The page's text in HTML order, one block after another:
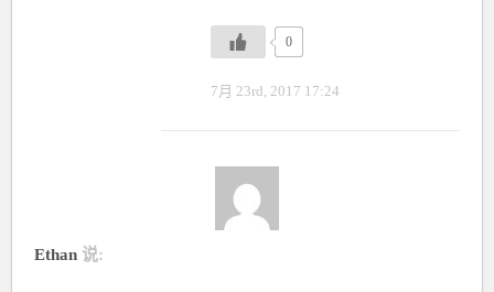
0
7月 23rd, 2017 17:24
Ethan 说: